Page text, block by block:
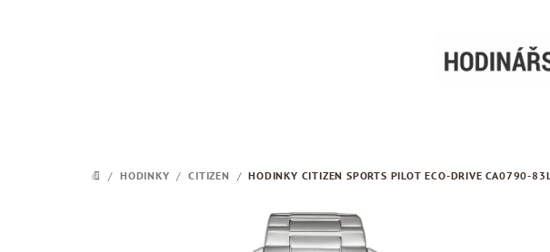
DOMŮ
/ HODINKY / CITIZEN / HODINKY CITIZEN SPORTS PILOT ECO-DRIVE CA0790-83L